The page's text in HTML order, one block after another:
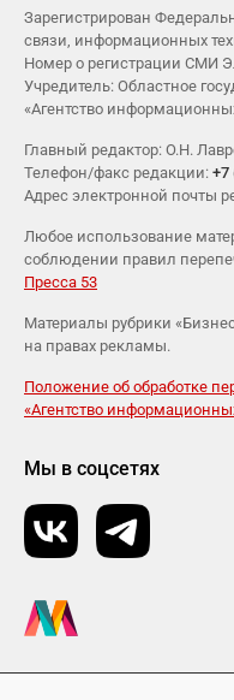
Зарегистрирован
связи, информационных
Номер о регистрации СМИ
Учредитель: Областное
«Агентство
Главный редактор: О.Н.
Телефон/факс редакции: +7
Адрес электронной почты
Любое использование
соблюдении правил
Пресса 53
Материалы рубрики
на правах рекламы.
Положение об обработке
«Агентство
Мы в соцсетях